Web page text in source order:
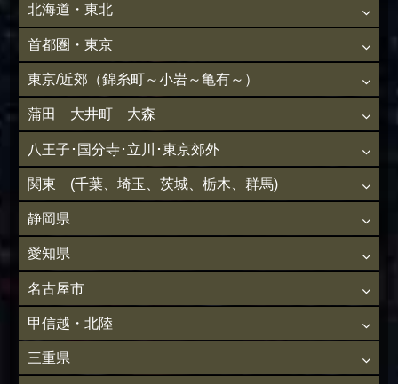
北海道・東北
首都圏・東京
東京/近郊（錦糸町～小岩～亀有～）
蒲田 大井町 大森
八王子･国分寺･立川･東京郊外
関東 (千葉、埼玉、茨城、栃木、群馬)
静岡県
愛知県
名古屋市
甲信越・北陸
三重県